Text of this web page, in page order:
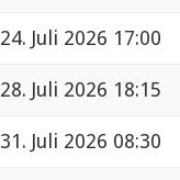
24. Juli 2026 17:00
28. Juli 2026 18:15
31. Juli 2026 08:30